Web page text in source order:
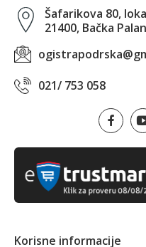
Šafarikova 80,
21400, Bačka
021/ 753 058
Korisne informacije